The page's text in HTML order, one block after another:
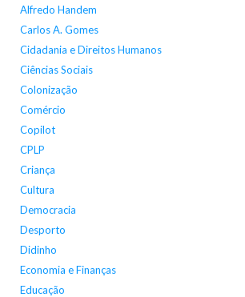
Alfredo Handem
Carlos A. Gomes
Cidadania e Direitos Humanos
Ciências Sociais
Colonização
Comércio
Copilot
CPLP
Criança
Cultura
Democracia
Desporto
Didinho
Economia e Finanças
Educação